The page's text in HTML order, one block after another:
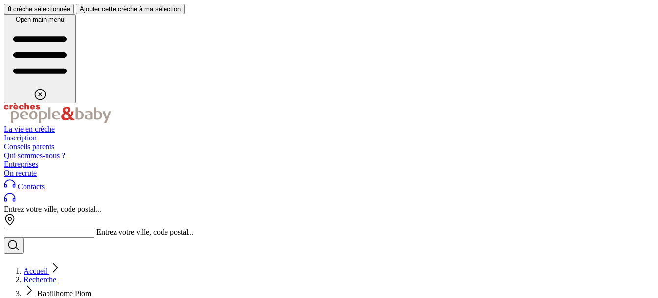
Aller au contenuAller au footer
0 crèche sélectionnée
Ajouter cette crèche à ma sélection
Open main menu
La vie en crèche
Inscription
Conseils parents
Qui sommes-nous ?
Entreprises
On recrute
Contacts
Entrez votre ville, code postal...
Entrez votre ville, code postal...
Accueil
Recherche
Babillhome Piom